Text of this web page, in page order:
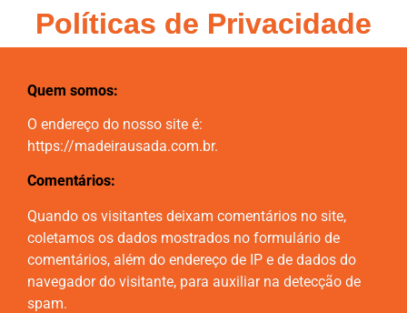
Políticas de Privacidade
Quem somos:
O endereço do nosso site é:
https://madeirausada.com.br.
Comentários:
Quando os visitantes deixam comentários no site,
coletamos os dados mostrados no formulário de
comentários, além do endereço de IP e de dados do
navegador do visitante, para auxiliar na detecção de
spam.